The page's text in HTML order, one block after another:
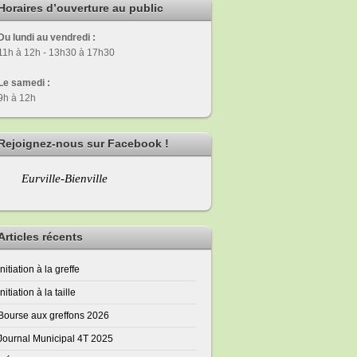
d’ouverture au public
lundi au vendredi :
à 12h - 13h30 à 17h30
samedi :
à 12h
nous sur Facebook !
Eurville-Bienville
récents
à la greffe
à la taille
aux greffons 2026
Municipal 4T 2025